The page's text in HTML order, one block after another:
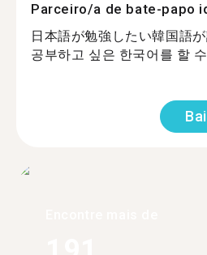
Parceiro/a de bate-papo
日本語が勉強したい韓国語
공부하고 싶은 한국어를 할